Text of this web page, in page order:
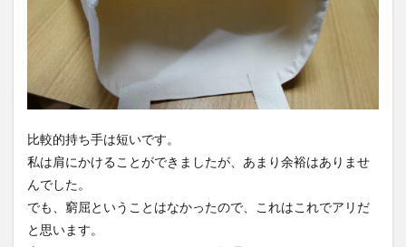
比較的持ち手は短いです。
私は肩にかけることができましたが、あまり余裕はありませ
んでした。
でも、窮屈ということはなかったので、これはこれでアリだ
と思います。